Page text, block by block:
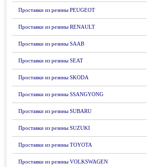
Проставки из резины PEUGEOT
Проставки из резины RENAULT
Проставки из резины SAAB
Проставки из резины SEAT
Проставки из резины SKODA
Проставки из резины SSANGYONG
Проставки из резины SUBARU
Проставки из резины SUZUKI
Проставки из резины TOYOTA
Проставки из резины VOLKSWAGEN